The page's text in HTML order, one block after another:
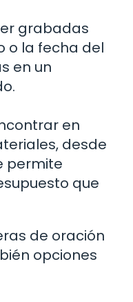
grabadas
o la fecha del
en un
en
desde
permite
que
de oración
opciones